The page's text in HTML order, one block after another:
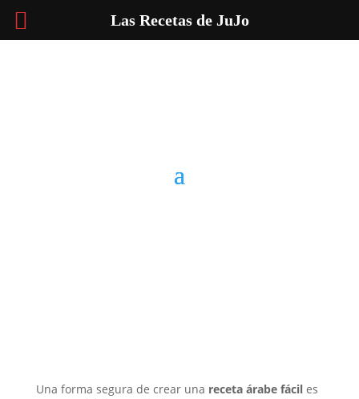
Una forma segura de crear una receta árabe fáciles
Las Recetas de JuJo